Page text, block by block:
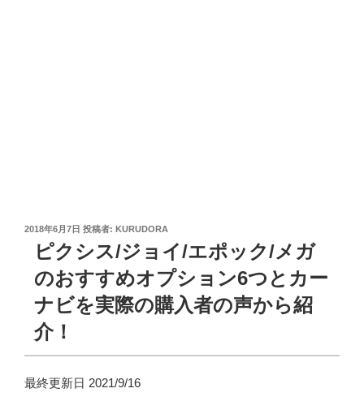
投
2018年6月7日 投稿者: KURUDORA
ピクシス/ジョイ/エポック/メガ
のおすすめオプション6つとカー
ナビを実際の購入者の声から紹
介！
最終更新日 2021/9/16